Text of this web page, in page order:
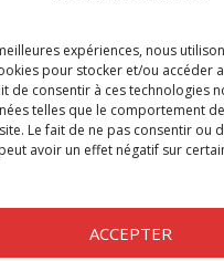
expériences, nous
pour stocker et/ou accéder
de consentir à ces technologies
telles que le comportement
Le fait de ne pas consentir ou
avoir un effet négatif sur
ACCEPTER
Spectacle
Audio-visuel